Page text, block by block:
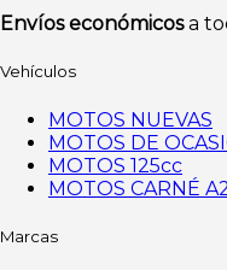
Envíos económicosa
Vehículos
MOTOS NUEVAS
MOTOS DE
MOTOS 125cc
MOTOS CARNÉ A2
Marcas